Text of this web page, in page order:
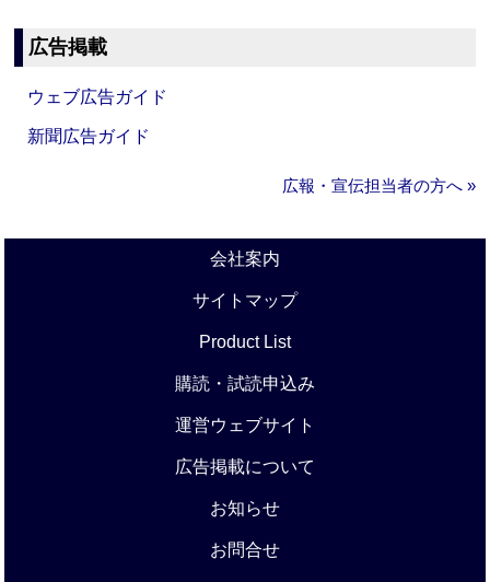
広告掲載
ウェブ広告ガイド
新聞広告ガイド
広報・宣伝担当者の方へ »
会社案内
サイトマップ
Product List
購読・試読申込み
運営ウェブサイト
広告掲載について
お知らせ
お問合せ